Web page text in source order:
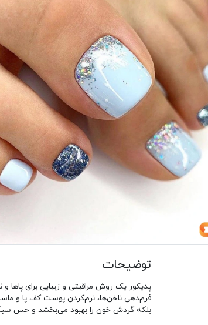
توضیحات
پدیکور یک روش مراقبتی و زیبایی برای پاها
فرم‌دهی ناخن‌ها، نرم‌کردن پوست کف پا و
بلکه گردش خون را بهبود می‌بخشد و حس